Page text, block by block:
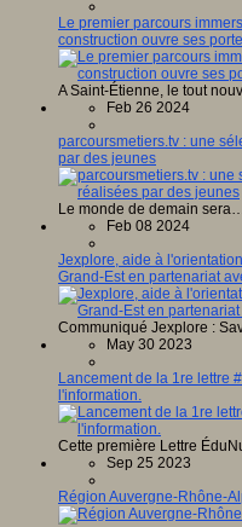
Le premier parcours
construction ouvre ses
A Saint-Étienne, le tout
Feb 26 2024
parcoursmetiers.tv : une
par des jeunes
Le monde de demain
Feb 08 2024
Jexplore, aide à
Grand-Est en partenariat
Communiqué Jexplore :
May 30 2023
Lancement de la 1re lettre
l'information.
Cette première Lettre
Sep 25 2023
Région Auvergne-Rhône-